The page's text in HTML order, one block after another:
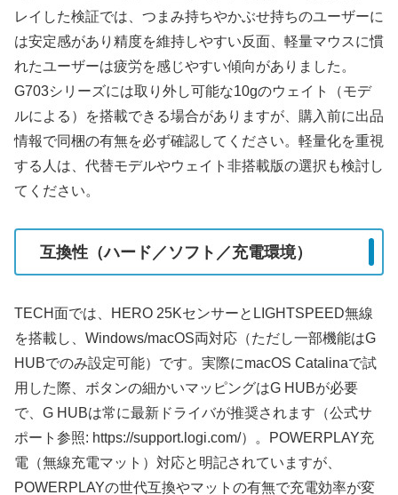
レイした検証では、つまみ持ちやかぶせ持ちのユーザーに
は安定感があり精度を維持しやすい反面、軽量マウスに慣
れたユーザーは疲労を感じやすい傾向がありました。
G703シリーズには取り外し可能な10gのウェイト（モデ
ルによる）を搭載できる場合がありますが、購入前に出品
情報で同梱の有無を必ず確認してください。軽量化を重視
する人は、代替モデルやウェイト非搭載版の選択も検討し
てください。
互換性（ハード／ソフト／充電環境）
TECH面では、HERO 25KセンサーとLIGHTSPEED無線
を搭載し、Windows/macOS両対応（ただし一部機能はG
HUBでのみ設定可能）です。実際にmacOS Catalinaで試
用した際、ボタンの細かいマッピングはG HUBが必要
で、G HUBは常に最新ドライバが推奨されます（公式サ
ポート参照: https://support.logi.com/）。POWERPLAY充
電（無線充電マット）対応と明記されていますが、
POWERPLAYの世代互換やマットの有無で充電効率が変